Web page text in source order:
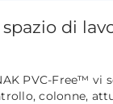
di
PVC-Free™ vi
colonne,